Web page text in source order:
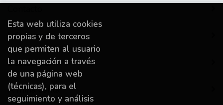
Información
Destacado
A miña conta
Esta web utiliza cookies
propias y de terceros
que permiten al usuario
la navegación a través
de una página web
(técnicas), para el
seguimiento y análisis